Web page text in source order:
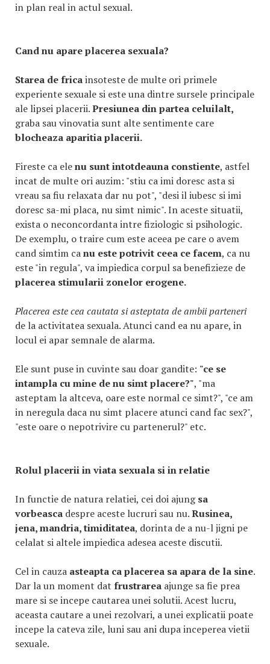
in plan real in actul sexual.
Cand nu apare placerea sexuala?
Starea de fricainsoteste de multe ori primele
experiente sexuale si este una dintre sursele principale
ale lipsei placerii.Presiunea din partea celuilalt,
graba sau vinovatia sunt alte sentimente care
blocheaza aparitia placerii.
Fireste ca elenu sunt intotdeauna constiente, astfel
incat de multe ori auzim: "stiu ca imi doresc asta si
vreau sa fiu relaxata dar nu pot", "desi il iubesc si imi
doresc sa-mi placa, nu simt nimic". In aceste situatii,
exista o neconcordanta intre fiziologic si psihologic.
De exemplu, o traire cum este aceea pe care o avem
cand simtim canu este potrivit ceea ce facem, ca nu
este "in regula", va impiedica corpul sa benefizieze de
placerea stimularii zonelor erogene.
Placerea este cea cautata si asteptata de ambii parteneri
de la activitatea sexuala. Atunci cand ea nu apare, in
locul ei apar semnale de alarma.
Ele sunt puse in cuvinte sau doar gandite: "ce se
intampla cu mine de nu simt placere?", "ma
asteptam la altceva, oare este normal ce simt?", "ce am
in neregula daca nu simt placere atunci cand fac sex?",
"este oare o nepotrivire cu partenerul?" etc.
Rolul placerii in viata sexuala si in relatie
In functie de natura relatiei, cei doi ajungsa
vorbeasca despre aceste lucruri sau nu.Rusinea,
jena, mandria, timiditatea, dorinta de a nu-l jigni pe
celalat si altele impiedica adesea aceste discutii.
Cel in cauza asteapta ca placerea sa apara de la sine.
Dar la un moment dat frustrarea ajunge sa fie prea
mare si se incepe cautarea unei solutii. Acest lucru,
aceasta cautare a unei rezolvari, a unei explicatii poate
incepe la cateva zile, luni sau ani dupa inceperea vietii
sexuale.